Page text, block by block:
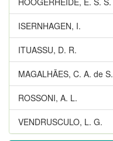
ISERNHAGEN, I.
ITUASSU, D. R.
MAGALHÃES, C. A. de S.
ROSSONI, A. L.
VENDRUSCULO, L. G.